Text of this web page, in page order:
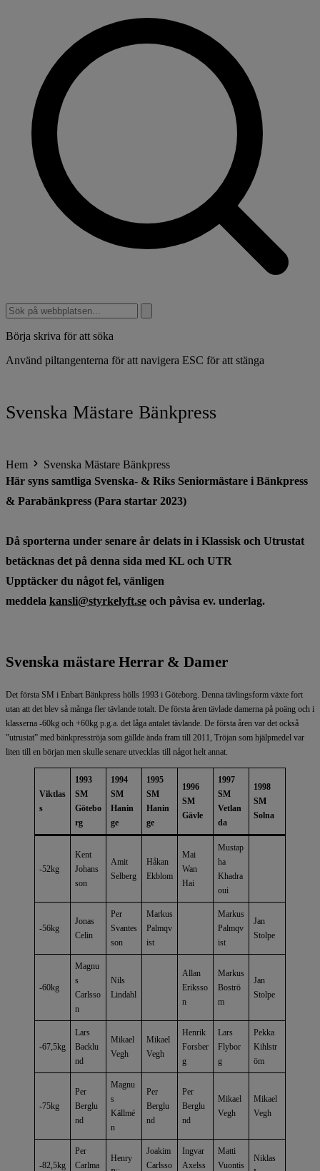
Börja skriva för att söka
Använd piltangenterna för att navigera ESC för att stänga
Svenska Mästare Bänkpress
Hem Svenska Mästare Bänkpress
Här syns samtliga Svenska- & Riks Seniormästare i Bänkpress
& Parabänkpress (Para startar 2023)
Då sporterna under senare år delats in i Klassisk och Utrustat
betäcknas det på denna sida med KL och UTR
Upptäcker du något fel, vänligen
meddela kansli@styrkelyft.se och påvisa ev. underlag.
Svenska mästare Herrar & Damer
Det första SM i Enbart Bänkpress hölls 1993 i Göteborg. Denna tävlingsform växte fort
utan att det blev så många fler tävlande totalt. De första åren tävlade damerna på poäng och i
klasserna -60kg och +60kg p.g.a. det låga antalet tävlande. De första åren var det också
”utrustat” med bänkpresströja som gällde ända fram till 2011, Tröjan som hjälpmedel var
liten till en början men skulle senare utvecklas till något helt annat.
Viktlas
s
1993
SM
Götebo
rg
1994
SM
Hanin
ge
1995
SM
Hanin
ge
1996
SM
Gävle
1997
SM
Vetlan
da
1998
SM
Solna
-52kg
Kent
Johans
son
Amit
Selberg
Håkan
Ekblom
Mai
Wan
Hai
Mustap
ha
Khadra
oui
-56kg
Jonas
Celin
Per
Svantes
son
Markus
Palmqv
ist
Markus
Palmqv
ist
Jan
Stolpe
-60kg
Magnu
s
Carlsso
n
Nils
Lindahl
Allan
Eriksso
n
Markus
Boströ
m
Jan
Stolpe
-67,5kg
Lars
Backlu
nd
Mikael
Vegh
Mikael
Vegh
Henrik
Forsber
g
Lars
Flybor
g
Pekka
Kihlstr
öm
-75kg
Per
Berglu
nd
Magnu
s
Källmé
n
Per
Berglu
nd
Per
Berglu
nd
Mikael
Vegh
Mikael
Vegh
-82,5kg
Per
Carlma
Henry
Joakim
Carlsso
Ingvar
Axelss
Matti
Vuontis
Niklas